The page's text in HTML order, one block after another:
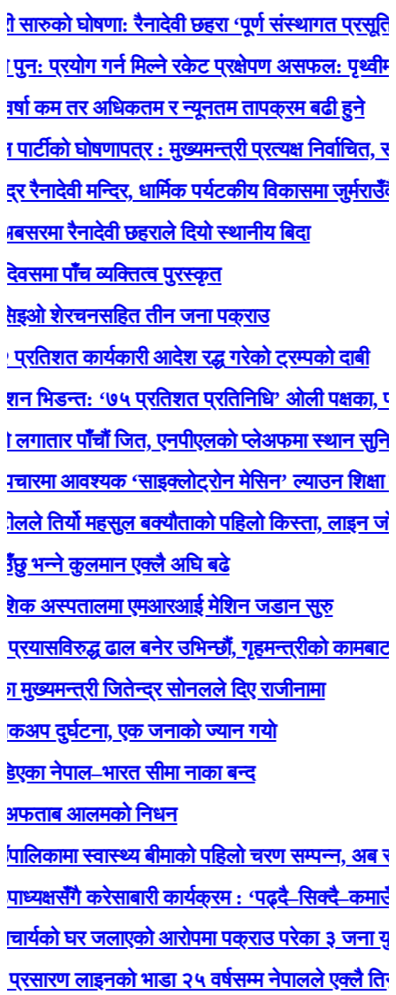
घोषणा: रैनादेवी छहरा ‘पूर्ण संस्थागत प्रसूति
गर्न मिल्ने रकेट प्रक्षेपण असफल: पृथ्वीमा
कम तर अधिकतम र न्यूनतम तापक्रम बढी हुने
घोषणापत्र : मुख्यमन्त्री प्रत्यक्ष निर्वाचित,
मन्दिर, धार्मिक पर्यटकीय विकासमा जुर्मराउँदै
रैनादेवी छहराले दियो स्थानीय बिदा
पाँच व्यक्तित्व पुरस्कृत
तीन जना पक्राउ
कार्यकारी आदेश रद्ध गरेको ट्रम्पको दाबी
‘७५ प्रतिशत प्रतिनिधि’ ओली पक्षका,
पाँचौं जित, एनपीएलकाे प्लेअफमा स्थान सुनिश्चित
आवश्यक ‘साइक्लोट्रोन मेसिन’ ल्याउन शिक्षा
महसुल बक्यौताको पहिलो किस्ता, लाइन जोडियो
कुलमान एक्लै अघि बढे
अस्पतालमा एमआरआई मेशिन जडान सुरु
ढाल बनेर उभिन्छौं, गृहमन्त्रीको कामबाट
जितेन्द्र सोनलले दिए राजीनामा
दुर्घटना, एक जनाकाे ज्यान गयाे
सीमा नाका बन्द
आलमको निधन
स्वास्थ्य बीमाको पहिलो चरण सम्पन्न, अब सबै
करेसाबारी कार्यक्रम : ‘पढ्दै–सिक्दै–कमाउँदै’
घर जलाएको आरोपमा पक्राउ परेका ३ जना
लाइनको भाडा २५ वर्षसम्म नेपालले एक्‍लै तिर्नुपर्ने’